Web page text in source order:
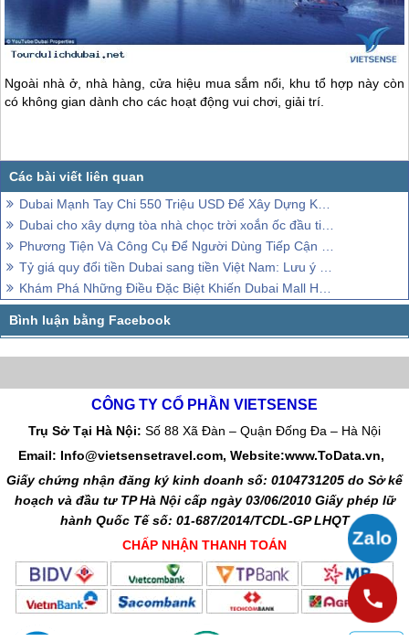
Ngoài nhà ở, nhà hàng, cửa hiệu mua sắm nổi, khu tổ hợp này còn
có không gian dành cho các hoạt động vui chơi, giải trí.
Dubai Mạnh Tay Chi 550 Triệu USD Để Xây Dựng Khách Sạn Kết Hợp Rừng Mưa Nhiệt Đới
Dubai cho xây dựng tòa nhà chọc trời xoắn ốc đầu tiên trên thế giới
Phương Tiện Và Công Cụ Để Người Dùng Tiếp Cận Và Chỉnh Sửa Dữ Liệu Cá Nhân
Tỷ giá quy đổi tiền Dubai sang tiền Việt Nam: Lưu ý quan trọng trước khi chuyển đổi tiền tệ
Khám Phá Những Điều Đặc Biệt Khiến Dubai Mall Hút Hơn 80 Triệu Khách Mỗi Năm
CÔNG TY CỔ PHẦN VIETSENSE
Trụ Sở Tại Hà Nội: Số 88 Xã Đàn – Quận Đống Đa – Hà Nội
Email: Info@vietsensetravel.com, Website:www.ToData.vn,
Giấy chứng nhận đăng ký kinh doanh số: 0104731205 do Sở kế
hoạch và đầu tư TP Hà Nội cấp ngày 03/06/2010 Giấy phép lữ
hành Quốc Tế số: 01-687/2014/TCDL-GP LHQT
CHẤP NHẬN THANH TOÁN